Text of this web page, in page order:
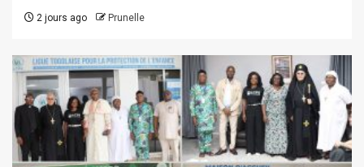
2 jours ago Prunelle